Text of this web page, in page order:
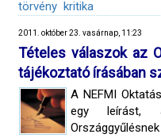
törvény kritika
2011. október 23. vasárnap, 11:23
Tételes válaszok az
tájékoztató írásában
A NEFMI
egy leírást,